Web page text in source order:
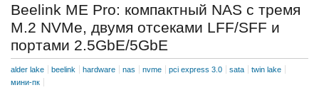
Beelink ME Pro: компактный NAS с тремя
M.2 NVMe, двумя отсеками LFF/SFF и
портами 2.5GbE/5GbE
alder lake beelink hardware nas nvme pci express 3.0 sata
twin lake
мини-пк